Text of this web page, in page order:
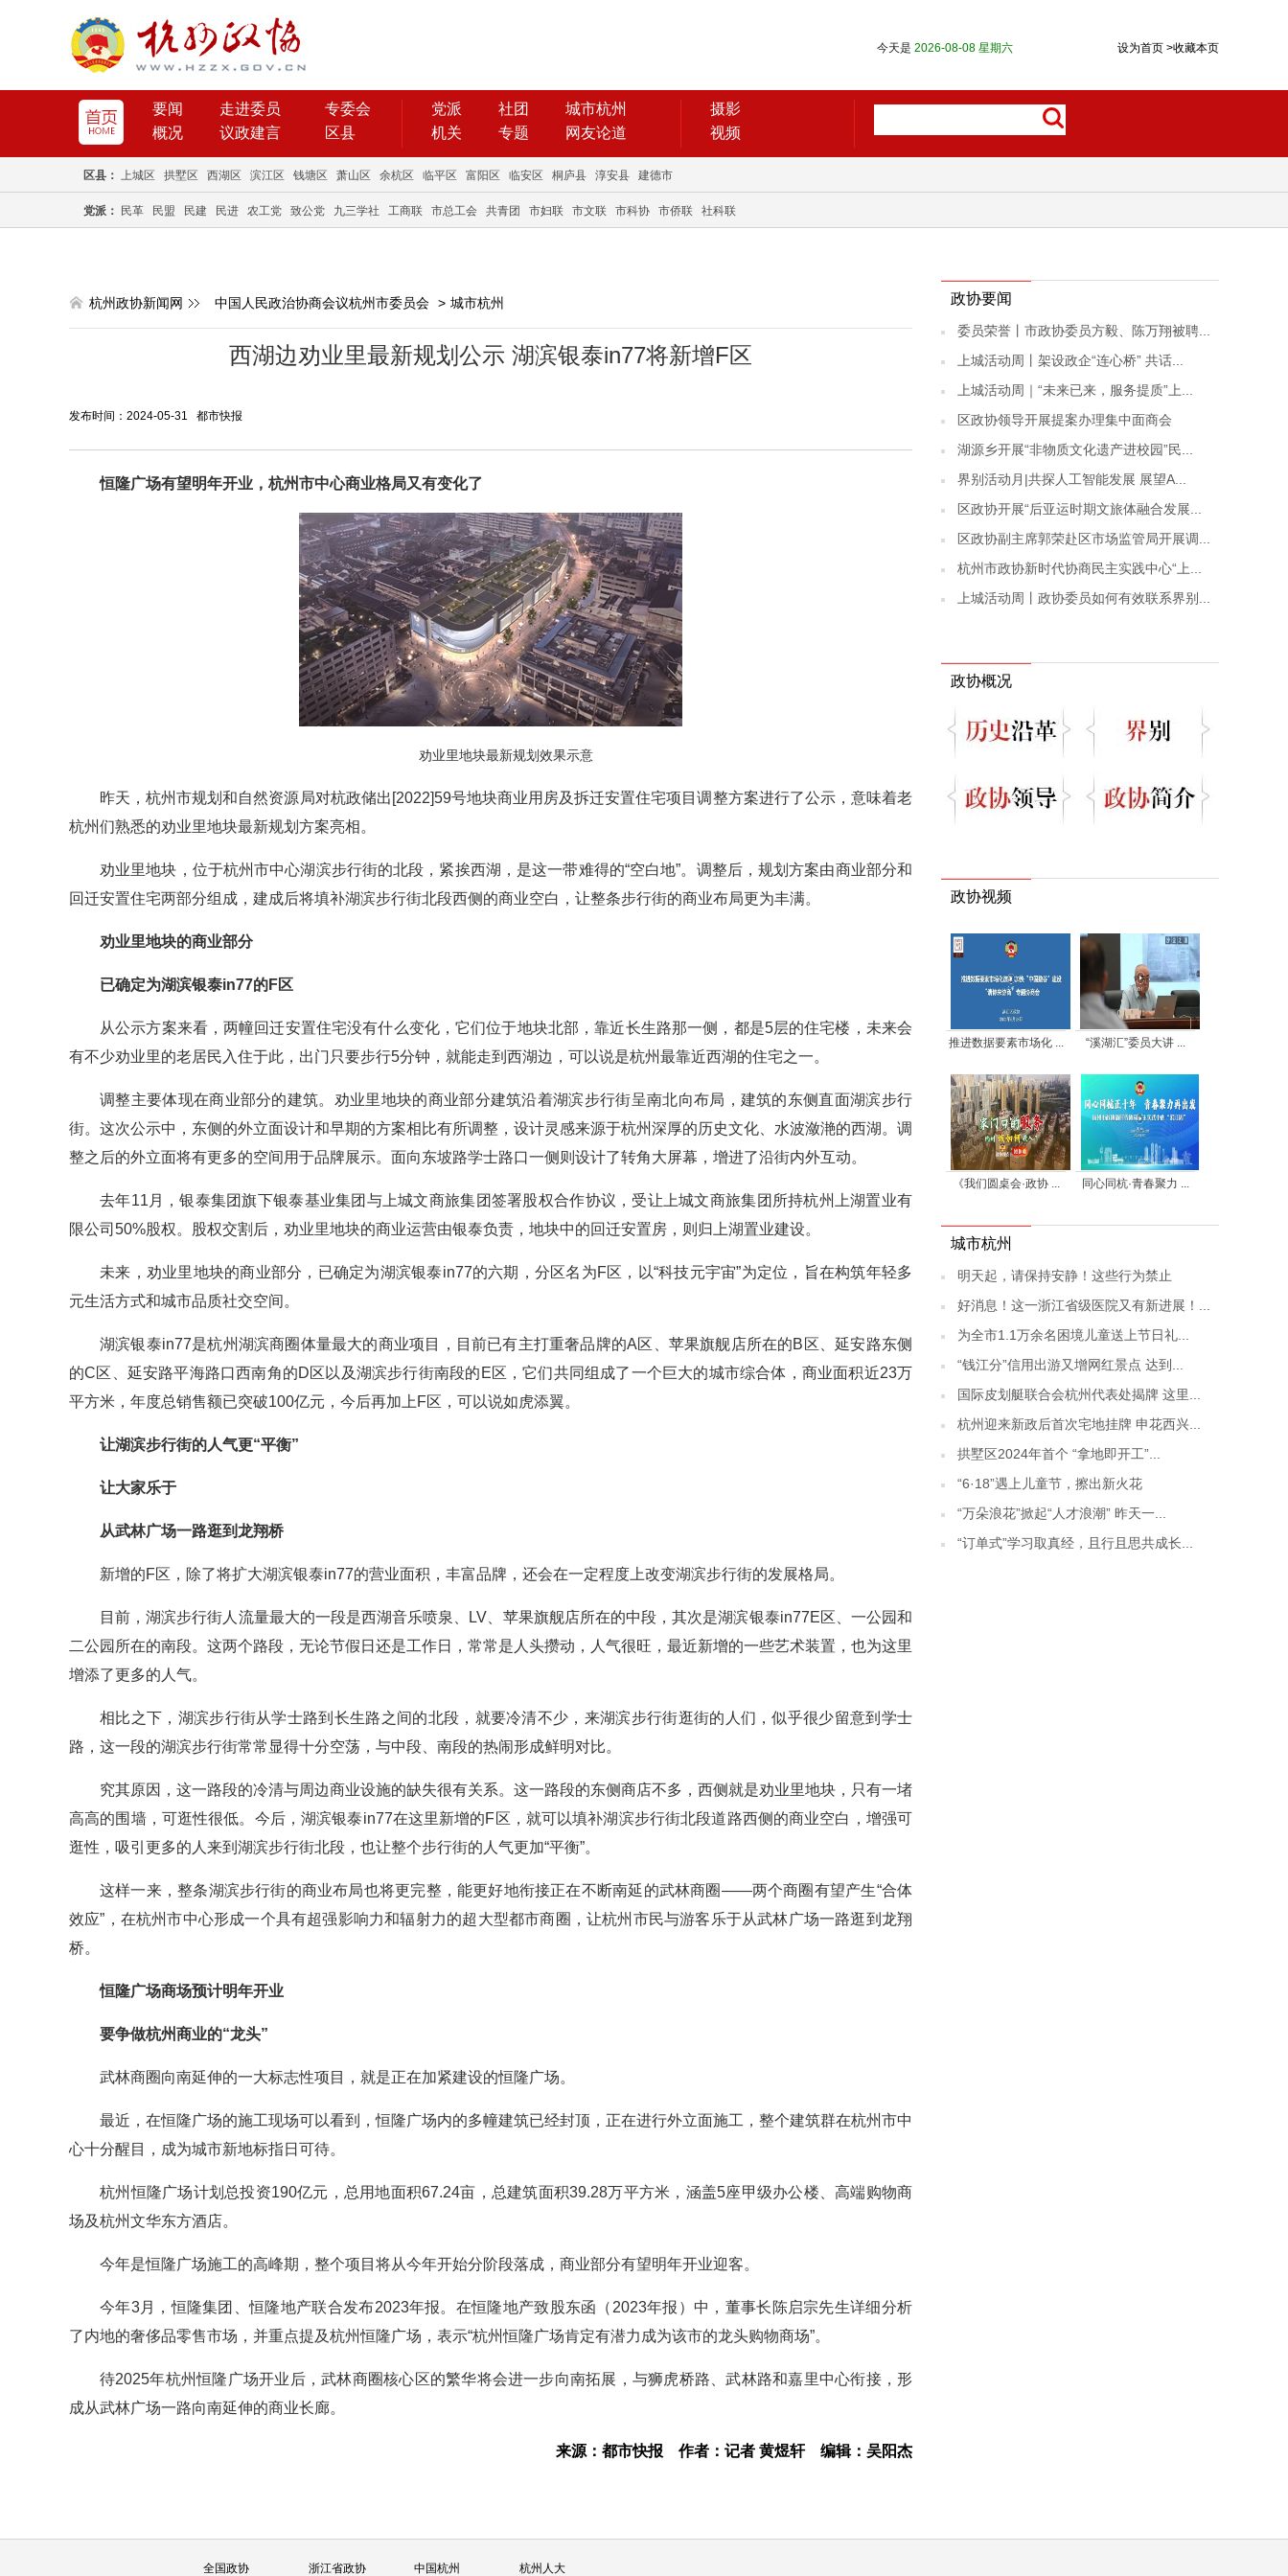
设为首页 >收藏本页
今天是 2026-08-08 星期六
要闻 走进委员
专委会
概况
议政建言 区县
党派 社团
城市杭州
机关
专题 网友论道
摄影
视频
区县： 上城区 拱墅区 西湖区 滨江区 钱塘区 萧山区 余杭区 临平区 富阳区 临安区 桐庐县 淳安县 建德市
党派： 民革 民盟 民建 民进 农工党 致公党 九三学社 工商联 市总工会 共青团 市妇联 市文联 市科协 市侨联 社科联
杭州政协新闻网 中国人民政治协商会议杭州市委员会 > 城市杭州
西湖边劝业里最新规划公示 湖滨银泰in77将新增F区
发布时间：2024-05-31 都市快报
恒隆广场有望明年开业，杭州市中心商业格局又有变化了
劝业里地块最新规划效果示意
昨天，杭州市规划和自然资源局对杭政储出[2022]59号地块商业用房及拆迁安置住宅项目调整方案进行了公示，意味着老
杭州们熟悉的劝业里地块最新规划方案亮相。
劝业里地块，位于杭州市中心湖滨步行街的北段，紧挨西湖，是这一带难得的“空白地”。调整后，规划方案由商业部分和
回迁安置住宅两部分组成，建成后将填补湖滨步行街北段西侧的商业空白，让整条步行街的商业布局更为丰满。
劝业里地块的商业部分
已确定为湖滨银泰in77的F区
从公示方案来看，两幢回迁安置住宅没有什么变化，它们位于地块北部，靠近长生路那一侧，都是5层的住宅楼，未来会
有不少劝业里的老居民入住于此，出门只要步行5分钟，就能走到西湖边，可以说是杭州最靠近西湖的住宅之一。
调整主要体现在商业部分的建筑。劝业里地块的商业部分建筑沿着湖滨步行街呈南北向布局，建筑的东侧直面湖滨步行
街。这次公示中，东侧的外立面设计和早期的方案相比有所调整，设计灵感来源于杭州深厚的历史文化、水波潋滟的西湖。调
整之后的外立面将有更多的空间用于品牌展示。面向东坡路学士路口一侧则设计了转角大屏幕，增进了沿街内外互动。
去年11月，银泰集团旗下银泰基业集团与上城文商旅集团签署股权合作协议，受让上城文商旅集团所持杭州上湖置业有
限公司50%股权。股权交割后，劝业里地块的商业运营由银泰负责，地块中的回迁安置房，则归上湖置业建设。
未来，劝业里地块的商业部分，已确定为湖滨银泰in77的六期，分区名为F区，以“科技元宇宙”为定位，旨在构筑年轻多
元生活方式和城市品质社交空间。
湖滨银泰in77是杭州湖滨商圈体量最大的商业项目，目前已有主打重奢品牌的A区、苹果旗舰店所在的B区、延安路东侧
的C区、延安路平海路口西南角的D区以及湖滨步行街南段的E区，它们共同组成了一个巨大的城市综合体，商业面积近23万
平方米，年度总销售额已突破100亿元，今后再加上F区，可以说如虎添翼。
让湖滨步行街的人气更“平衡”
让大家乐于
从武林广场一路逛到龙翔桥
新增的F区，除了将扩大湖滨银泰in77的营业面积，丰富品牌，还会在一定程度上改变湖滨步行街的发展格局。
目前，湖滨步行街人流量最大的一段是西湖音乐喷泉、LV、苹果旗舰店所在的中段，其次是湖滨银泰in77E区、一公园和
二公园所在的南段。这两个路段，无论节假日还是工作日，常常是人头攒动，人气很旺，最近新增的一些艺术装置，也为这里
增添了更多的人气。
相比之下，湖滨步行街从学士路到长生路之间的北段，就要冷清不少，来湖滨步行街逛街的人们，似乎很少留意到学士
路，这一段的湖滨步行街常常显得十分空荡，与中段、南段的热闹形成鲜明对比。
究其原因，这一路段的冷清与周边商业设施的缺失很有关系。这一路段的东侧商店不多，西侧就是劝业里地块，只有一堵
高高的围墙，可逛性很低。今后，湖滨银泰in77在这里新增的F区，就可以填补湖滨步行街北段道路西侧的商业空白，增强可
逛性，吸引更多的人来到湖滨步行街北段，也让整个步行街的人气更加“平衡”。
这样一来，整条湖滨步行街的商业布局也将更完整，能更好地衔接正在不断南延的武林商圈——两个商圈有望产生“合体
效应”，在杭州市中心形成一个具有超强影响力和辐射力的超大型都市商圈，让杭州市民与游客乐于从武林广场一路逛到龙翔
桥。
恒隆广场商场预计明年开业
要争做杭州商业的“龙头”
武林商圈向南延伸的一大标志性项目，就是正在加紧建设的恒隆广场。
最近，在恒隆广场的施工现场可以看到，恒隆广场内的多幢建筑已经封顶，正在进行外立面施工，整个建筑群在杭州市中
心十分醒目，成为城市新地标指日可待。
杭州恒隆广场计划总投资190亿元，总用地面积67.24亩，总建筑面积39.28万平方米，涵盖5座甲级办公楼、高端购物商
场及杭州文华东方酒店。
今年是恒隆广场施工的高峰期，整个项目将从今年开始分阶段落成，商业部分有望明年开业迎客。
今年3月，恒隆集团、恒隆地产联合发布2023年报。在恒隆地产致股东函（2023年报）中，董事长陈启宗先生详细分析
了内地的奢侈品零售市场，并重点提及杭州恒隆广场，表示“杭州恒隆广场肯定有潜力成为该市的龙头购物商场”。
待2025年杭州恒隆广场开业后，武林商圈核心区的繁华将会进一步向南拓展，与狮虎桥路、武林路和嘉里中心衔接，形
成从武林广场一路向南延伸的商业长廊。
来源：都市快报 作者：记者 黄煜轩 编辑：吴阳杰
政协要闻
委员荣誉丨市政协委员方毅、陈万翔被聘...
上城活动周丨架设政企“连心桥” 共话...
上城活动周｜“未来已来，服务提质”上...
区政协领导开展提案办理集中面商会
湖源乡开展“非物质文化遗产进校园”民...
界别活动月|共探人工智能发展 展望A...
区政协开展“后亚运时期文旅体融合发展...
区政协副主席郭荣赴区市场监管局开展调...
杭州市政协新时代协商民主实践中心“上...
上城活动周丨政协委员如何有效联系界别...
政协概况
政协视频
推进数据要素市场化 ... “溪湖汇”委员大讲 ...
《我们圆桌会·政协 ... 同心同杭·青春聚力 ...
城市杭州
明天起，请保持安静！这些行为禁止
好消息！这一浙江省级医院又有新进展！...
为全市1.1万余名困境儿童送上节日礼...
“钱江分”信用出游又增网红景点 达到...
国际皮划艇联合会杭州代表处揭牌 这里...
杭州迎来新政后首次宅地挂牌 申花西兴...
拱墅区2024年首个 “拿地即开工”...
“6·18”遇上儿童节，擦出新火花
“万朵浪花”掀起“人才浪潮” 昨天一...
“订单式”学习取真经，且行且思共成长...
全国政协 浙江省政协 中国杭州 杭州人大